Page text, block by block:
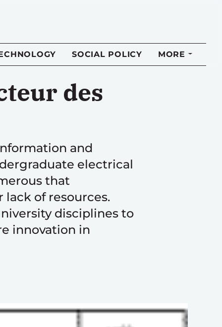
SOCIAL POLICY MORE
des
and
electrical
that
of resources.
disciplines to
innovation in